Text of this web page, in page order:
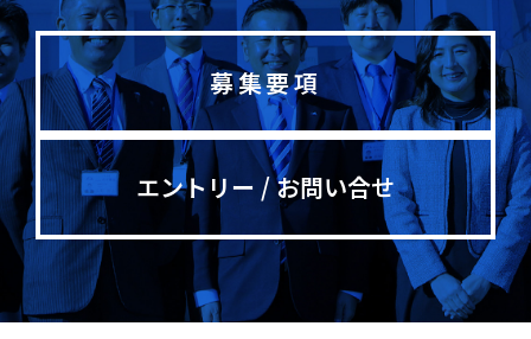
募集要項
エントリー / お問い合せ